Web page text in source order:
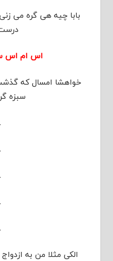
بابا چیه هی گره می
اس ام اس
خواهشا امسال که
سبزه
.
.
.
.
.
الکی مثلا من به